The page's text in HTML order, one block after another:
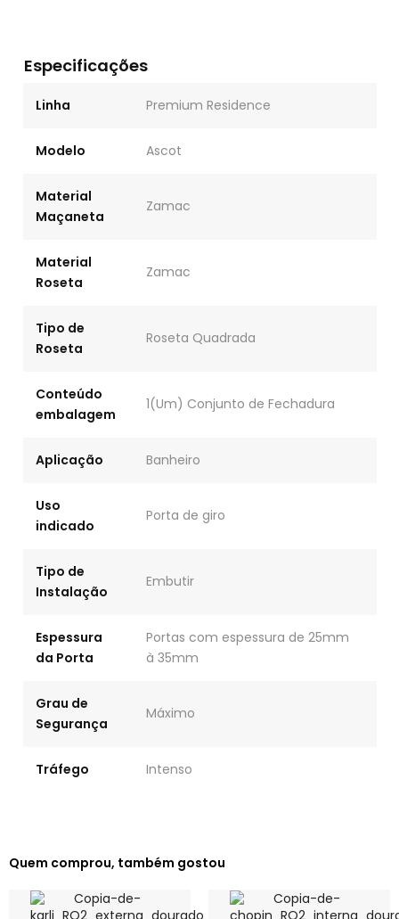
Especificações
Linha Premium Residence
Modelo Ascot
Material
Maçaneta
Zamac
Material
Roseta
Zamac
Tipo de
Roseta
Roseta Quadrada
Conteúdo
embalagem
1(Um) Conjunto de Fechadura
Aplicação Banheiro
Uso
indicado
Porta de giro
Tipo de
Instalação
Embutir
Espessura
da Porta
Portas com espessura de 25mm
à 35mm
Grau de
Segurança
Máximo
Tráfego Intenso
Quem comprou, também gostou